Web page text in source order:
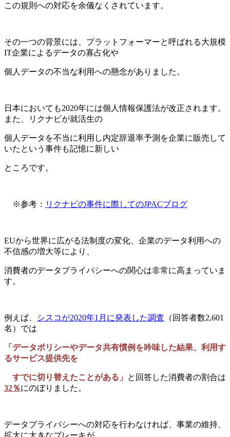
この規則への対応を余儀なくされています。
その一つの背景には、プラットフォーマーと呼ばれる大規模
IT企業によるデータの寡占化や
個人データの不当な利用への懸念がありました。
日本においても2020年には個人情報保護法が改正されます。
また、リクナビが就活生の
個人データを不当に利用し内定辞退率予測を企業に販売して
いたという事件も記憶に新しい
ところです。
※参考： リクナビの事件に際してのJPACブログ
EUから世界に広がる法制度の変化、企業のデータ利用への
不信感の増大等により、
消費者のデータプライバシーへの関心は非常に高まっていま
す。
例えば、 シスコが2020年1月に発表した調査 （回答者数2,601
名）では
「データポリシーやデータ共有慣例を吟味した結果、利用す
るサービス提供先を
すでに切り替えたことがある」
と回答した消費者の割合は
32％にのぼりました。
データプライバシーへの対応を行わなければ、事業の維持、
拡大に大きなブレーキが